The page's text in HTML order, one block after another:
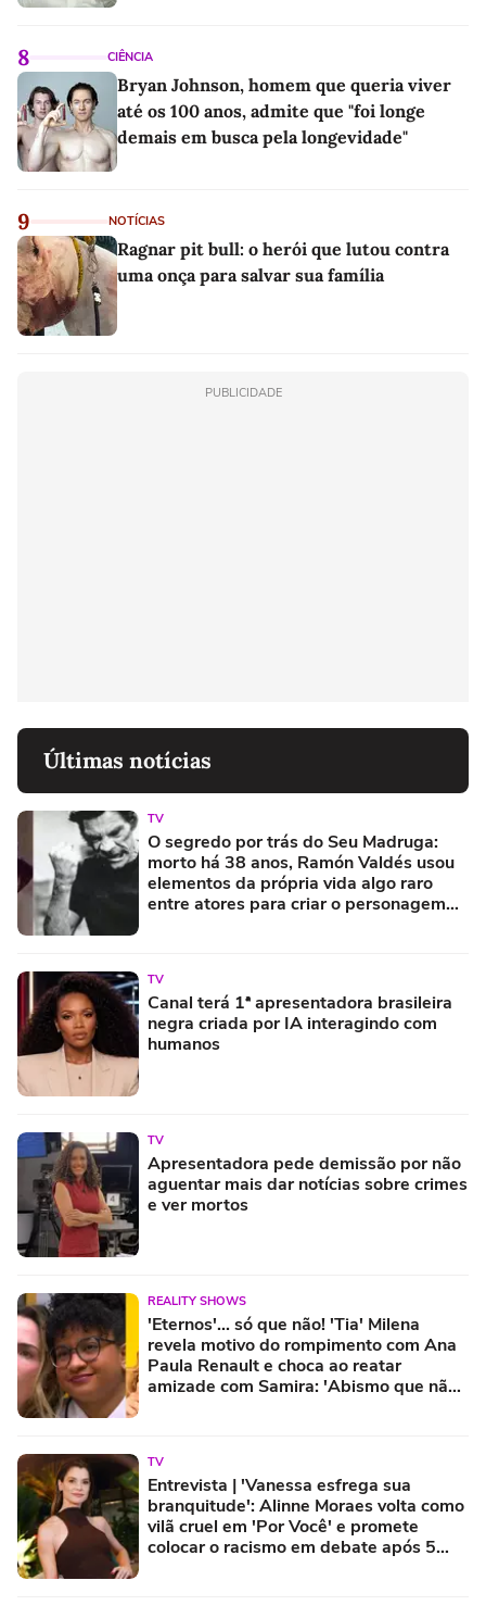
8 CIÊNCIA
Bryan Johnson, homem que queria viver
até os 100 anos, admite que "foi longe
demais em busca pela longevidade"
9 NOTÍCIAS
Ragnar pit bull: o herói que lutou contra
uma onça para salvar sua família
PUBLICIDADE
Últimas notícias
TV
O segredo por trás do Seu Madruga:
morto há 38 anos, Ramón Valdés usou
elementos da própria vida algo raro
entre atores para criar o personagem
TV
Canal terá 1ª apresentadora brasileira
negra criada por IA interagindo com
humanos
TV
Apresentadora pede demissão por não
aguentar mais dar notícias sobre crimes
e ver mortos
REALITY SHOWS
'Eternos'... só que não! 'Tia' Milena
revela motivo do rompimento com Ana
Paula Renault e choca ao reatar
amizade com Samira: 'Abismo que não
TV
Entrevista | 'Vanessa esfrega sua
branquitude': Alinne Moraes volta como
vilã cruel em 'Por Você' e promete
colocar o racismo em debate após 5